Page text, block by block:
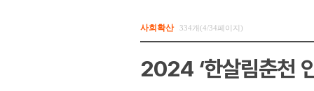
사회확산 334개(4/34페이지)
2024 ‘한살림춘천